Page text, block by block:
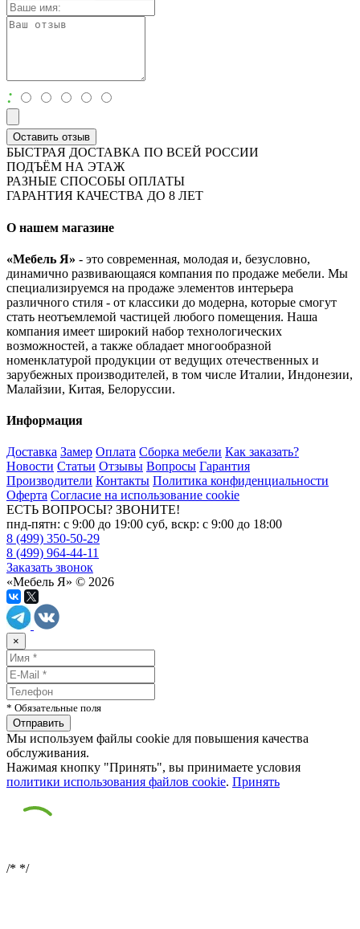
:
Оставить отзыв
БЫСТРАЯ ДОСТАВКА ПО ВСЕЙ РОССИИ
ПОДЪЁМ НА ЭТАЖ
РАЗНЫЕ СПОСОБЫ ОПЛАТЫ
ГАРАНТИЯ КАЧЕСТВА ДО 8 ЛЕТ
О нашем магазине
«Мебель Я» - это современная, молодая и, безусловно,
динамично развивающаяся компания по продаже мебели. Мы
специализируемся на продаже элементов интерьера
различного стиля - от классики до модерна, которые смогут
стать неотъемлемой частицей любого помещения. Наша
компания имеет широкий набор технологических
возможностей, а также обладает многообразной
номенклатурой продукции от ведущих отечественных и
зарубежных производителей, в том числе Италии, Индонезии,
Малайзии, Китая, Белоруссии.
Информация
Доставка Замер Оплата Сборка мебели Как заказать?
Новости Статьи Отзывы Вопросы Гарантия
Производители Контакты Политика конфиденциальности
Оферта Согласие на использование cookie
ЕСТЬ ВОПРОСЫ? ЗВОНИТЕ!
пнд-пятн: с 9:00 до 19:00 суб, вскр: с 9:00 до 18:00
8 (499) 350-50-29
8 (499) 964-44-11
Заказать звонок
«Мебель Я» © 2026
×
* Обязательные поля
Мы используем файлы cookie для повышения качества
обслуживания.
Нажимая кнопку "Принять", вы принимаете условия
политики использования файлов cookie. Принять
/* */